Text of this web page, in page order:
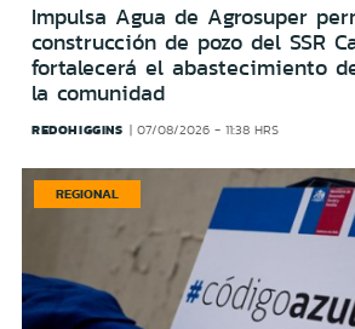
Impulsa Agua de Agrosuper
construcción de pozo del SSR
fortalecerá el abastecimiento
la comunidad
REDOHIGGINS 07/08/2026 - 11:38 HRS
REGIONAL